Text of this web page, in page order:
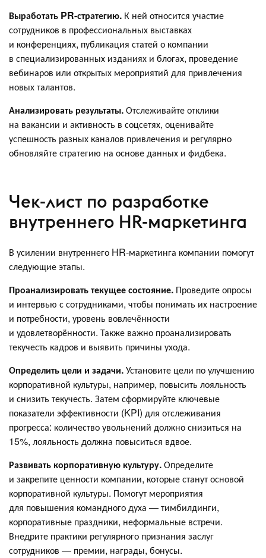
Выработать PR-стратегию. К ней относится участие
сотрудников в профессиональных выставках
и конференциях, публикация статей о компании
в специализированных изданиях и блогах, проведение
вебинаров или открытых мероприятий для привлечения
новых талантов.
Анализировать результаты.Отслеживайте отклики
на вакансии и активность в соцсетях, оценивайте
успешность разных каналов привлечения и регулярно
обновляйте стратегию на основе данных и фидбека.
Чек-лист по разработке
внутреннего HR-маркетинга
В усилении внутреннего HR-маркетинга компании помогут
следующие этапы.
Проанализировать текущее состояние. Проведите опросы
и интервью с сотрудниками, чтобы понимать их настроение
и потребности, уровень вовлечённости
и удовлетворённости. Также важно проанализировать
текучесть кадров и выявить причины ухода.
Определить цели и задачи.Установите цели по улучшению
корпоративной культуры, например, повысить лояльность
и снизить текучесть. Затем сформируйте ключевые
показатели эффективности (KPI) для отслеживания
прогресса: количество увольнений должно снизиться на
15%, лояльность должна повыситься вдвое.
Развивать корпоративную культуру.Определите
и закрепите ценности компании, которые станут основой
корпоративной культуры. Помогут мероприятия
для повышения командного духа — тимбилдинги,
корпоративные праздники, неформальные встречи.
Внедрите практики регулярного признания заслуг
сотрудников — премии, награды, бонусы.